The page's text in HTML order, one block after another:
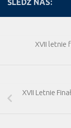
ŚLEDŹ NAS:
XVII letnie
XVII Letnie